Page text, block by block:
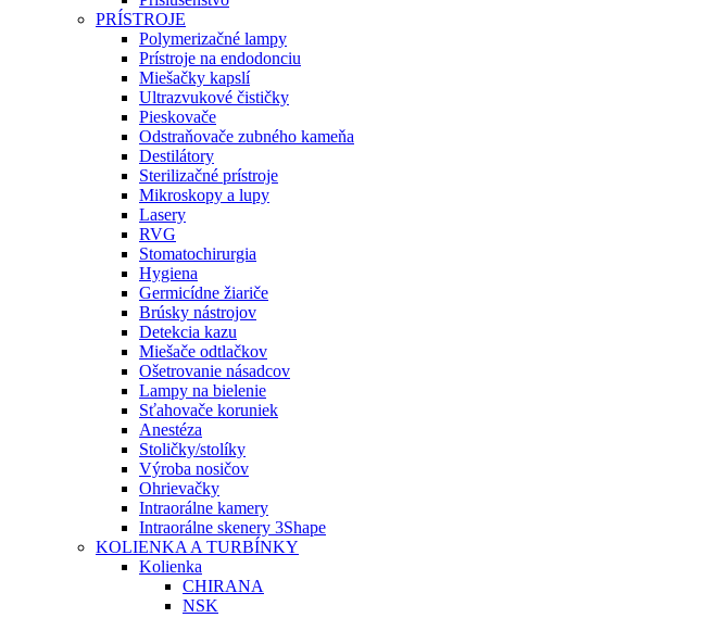
PRÍSTROJE
Polymerizačné lampy
Prístroje na endodonciu
Miešačky kapslí
Ultrazvukové čističky
Pieskovače
Odstraňovače zubného kameňa
Destilátory
Sterilizačné prístroje
Mikroskopy a lupy
Lasery
RVG
Stomatochirurgia
Hygiena
Germicídne žiariče
Brúsky nástrojov
Detekcia kazu
Miešače odtlačkov
Ošetrovanie násadcov
Lampy na bielenie
Sťahovače koruniek
Anestéza
Stoličky/stolíky
Výroba nosičov
Ohrievačky
Intraorálne kamery
Intraorálne skenery 3Shape
KOLIENKA A TURBÍNKY
Kolienka
CHIRANA
NSK